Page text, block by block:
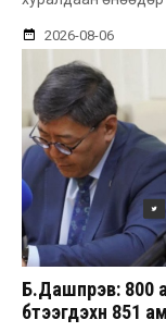
2026-08-06
Б.Дашпүрэв: 800
бүтээгдэхүүн